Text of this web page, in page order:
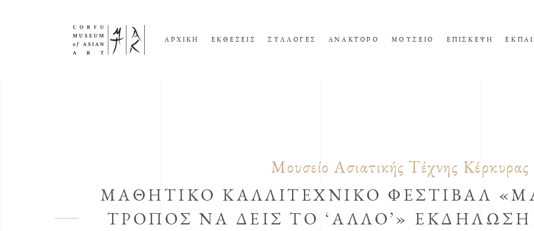
ΑΡΧΙΚΗ ΕΚΘΕΣΕΙΣ ΣΥΛΛΟΓΕΣ ΑΝΑΚΤΟΡΟ ΜΟΥΣΕΙΟ ΕΠΙΣΚΕΨΗ
Μουσείο Ασιατικής Τέχνης Κέρκυρας
MΑΘΗΤΙΚΌ ΚΑΛΛΙΤΕΧΝΙΚΌ ΦΕΣΤΙΒΆΛ
ΤΡΌΠΟΣ ΝΑ ΔΕΙΣ ΤΟ ‘ΆΛΛΟ’»